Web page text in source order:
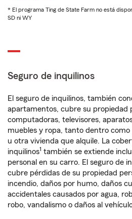
* El programa Ting de State Farm no está
SD ni WY
Seguro de inquilinos
El seguro de inquilinos, también
apartamentos, cubre su propiedad
computadoras, televisores,
muebles y ropa, tanto dentro
u otra vivienda que alquile. La
inquilinos1 también se extiende
personal en su carro. El seguro de
cubre pérdidas de su propiedad
incendio, daños por humo, daños
accidentales causados por agua,
robo, vandalismo o daños al